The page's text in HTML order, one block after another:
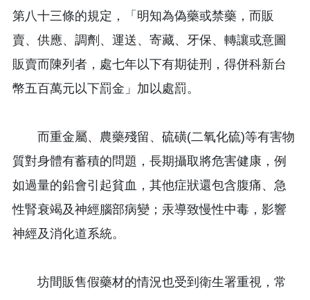
第八十三條的規定，「明知為偽藥或禁藥，而販
賣、供應、調劑、運送、寄藏、牙保、轉讓或意圖
販賣而陳列者，處七年以下有期徒刑，得併科新台
幣五百萬元以下罰金」加以處罰。
而重金屬、農藥殘留、硫磺(二氧化硫)等有害物
質對身體有蓄積的問題，長期攝取將危害健康，例
如過量的鉛會引起貧血，其他症狀還包含腹痛、急
性腎衰竭及神經腦部病變；汞導致慢性中毒，影響
神經及消化道系統。
坊間販售假藥材的情況也受到衛生署重視，常